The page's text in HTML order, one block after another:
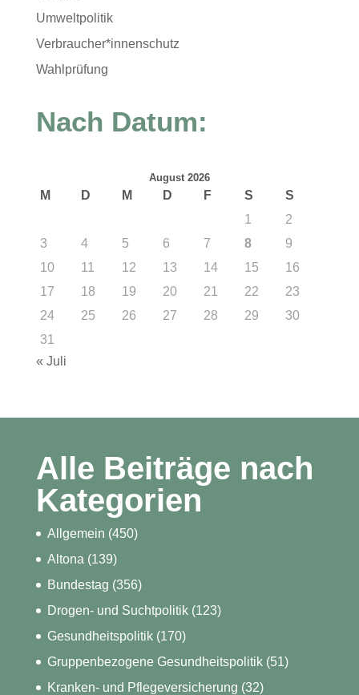
Umweltpolitik
Verbraucher*innenschutz
Wahlprüfung
Nach Datum:
August 2026
M D M D F S
S
1
2
3
4 5 6 7 8
9
10
11 12 13 14 15
16
17
18 19 20 21 22
23
24
25 26 27 28 29
30
31
« Juli
Alle Beiträge nach
Kategorien
Allgemein (450)
Altona (139)
Bundestag (356)
Drogen- und Suchtpolitik(123)
Gesundheitspolitik(170)
Gruppenbezogene Gesundheitspolitik(51)
Kranken- und Pflegeversicherung (32)